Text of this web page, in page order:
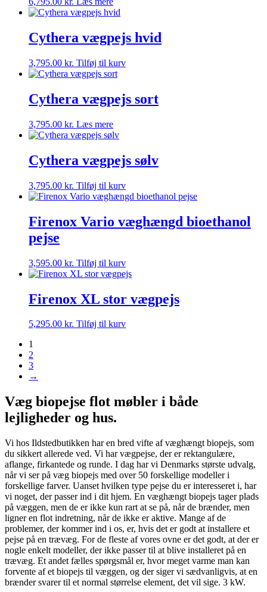
Cythera vægpejs hvid
3,795.00 kr. Tilføj til kurv
Cythera vægpejs sort
3,795.00 kr. Læs mere
Cythera vægpejs sølv
3,795.00 kr. Tilføj til kurv
Firenox Vario væghængd bioethanol
pejse
3,595.00 kr. Tilføj til kurv
Firenox XL stor vægpejs
5,295.00 kr. Tilføj til kurv
1
2
3
→
Væg biopejse flot møbler i både
lejligheder og hus.
Vi hos Ildstedbutikken har en bred vifte af væghængt biopejs, som
du sikkert allerede ved. Vi har vægpejse, der er rektangulære,
aflange, firkantede og runde. I dag har vi Denmarks største udvalg,
når vi ser på væg biopejs med over 50 forskellige modeller i
forskellige farver. Uanset hvilken type pejse du er interesseret i, har
vi noget, der passer ind i dit hjem. En væghængt biopejs tager plads
på væggen, men de er ikke kun rart at se på, når de brænder, men
ligner en flot indretning, når de ikke er aktive. Mange af de
problemer, der kommer ind i os, er, hvis det er godt at installere et
pejse på en trævæg. For de fleste af vores ovne er det godt, at der er
nogle enkelt modeller, der ikke passer til at blive installeret på en
trævæg. Et andet fælles spørgsmål er, hvor meget varme man kan
forvente af et biopejs til væggen, og der siger vi sædvanligvis, at en
brænder svarer til et normal størrelse element, det vil sige. 3 kW.